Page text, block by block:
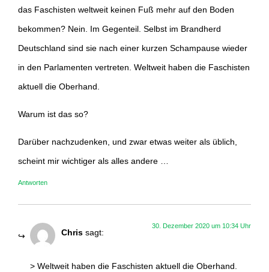
das Faschisten weltweit keinen Fuß mehr auf den Boden
bekommen? Nein. Im Gegenteil. Selbst im Brandherd
Deutschland sind sie nach einer kurzen Schampause wieder
in den Parlamenten vertreten. Weltweit haben die Faschisten
aktuell die Oberhand.
Warum ist das so?
Darüber nachzudenken, und zwar etwas weiter als üblich,
scheint mir wichtiger als alles andere …
Antworten
Chris sagt:
30. Dezember 2020 um 10:34 Uhr
> Weltweit haben die Faschisten aktuell die Oberhand.